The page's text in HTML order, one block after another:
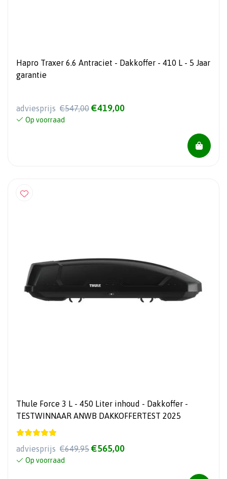
Hapro Traxer 6.6 Antraciet - Dakkoffer - 410 L - 5 Jaar
garantie
adviesprijs €547,00 €419,00
Op voorraad
Thule Force 3 L - 450 Liter inhoud - Dakkoffer -
TESTWINNAAR ANWB DAKKOFFERTEST 2025
adviesprijs €649,95 €565,00
Op voorraad